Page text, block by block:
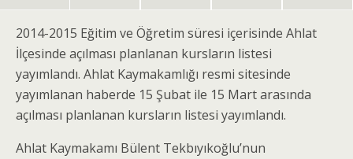
2014-2015 Eğitim ve Öğretim süresi içerisinde Ahlat
İlçesinde açılması planlanan kursların listesi
yayımlandı. Ahlat Kaymakamlığı resmi sitesinde
yayımlanan haberde 15 Şubat ile 15 Mart arasında
açılması planlanan kursların listesi yayımlandı.
Ahlat Kaymakamı Bülent Tekbıyıkoğlu’nun